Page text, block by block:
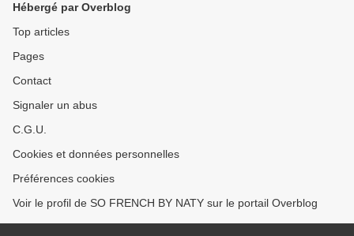
Hébergé par Overblog
Top articles
Pages
Contact
Signaler un abus
C.G.U.
Cookies et données personnelles
Préférences cookies
Voir le profil de SO FRENCH BY NATY sur le portail Overblog